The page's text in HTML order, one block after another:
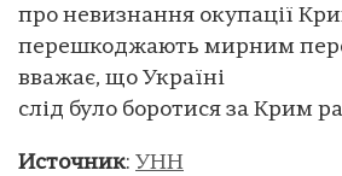
про невизнання окупації
перешкоджають мирним
вважає, що Україні
слід було боротися за Крим
Источник: УНН